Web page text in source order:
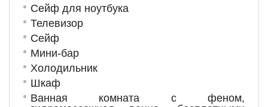
Сейф для ноутбука
Телевизор
Сейф
Мини-бар
Холодильник
Шкаф
Ванная комната с феном,